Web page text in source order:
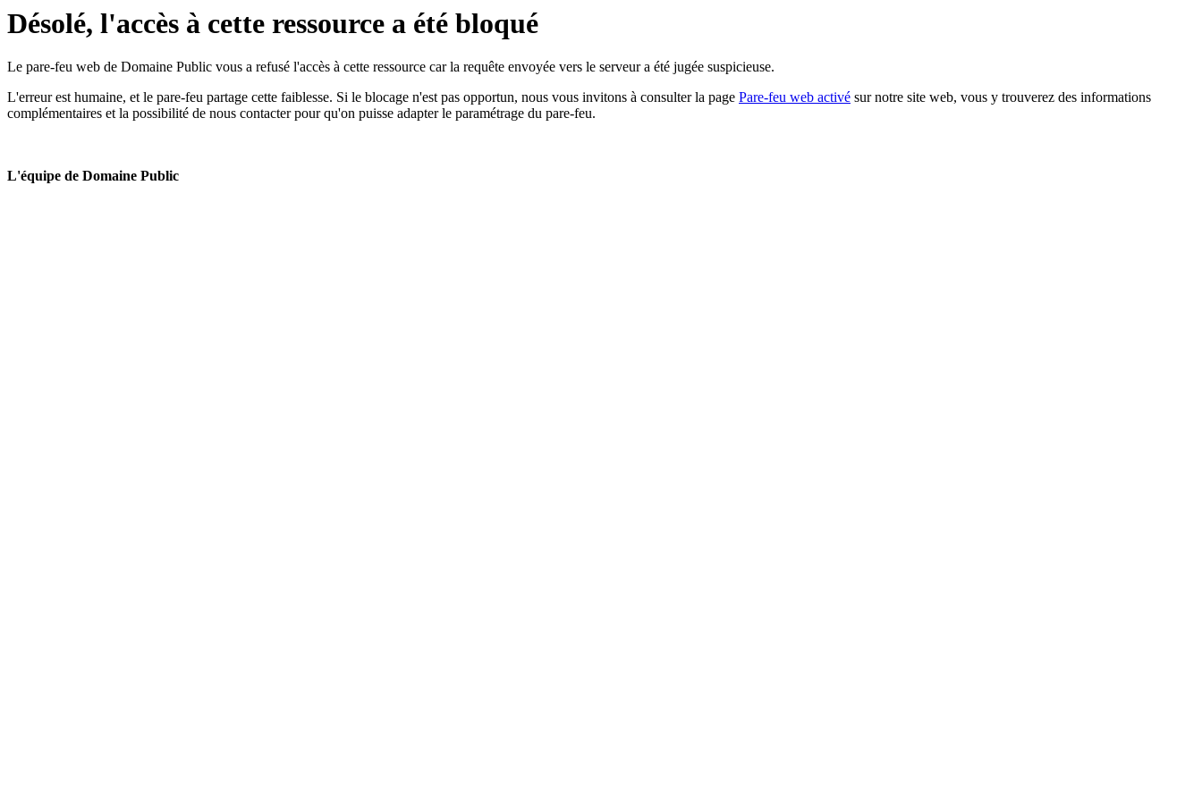
Désolé, l'accès à cette ressource a été bloqué
Le pare-feu web de Domaine Public vous a refusé l'accès à cette ressource car la requête envoyée vers le serveur a été jugée suspicieuse.
L'erreur est humaine, et le pare-feu partage cette faiblesse. Si le blocage n'est pas opportun, nous vous invitons à consulter la page Pare-feu web activé sur notre site web, vous y trouverez des informations
complémentaires et la possibilité de nous contacter pour qu'on puisse adapter le paramétrage du pare-feu.
L'équipe de Domaine Public